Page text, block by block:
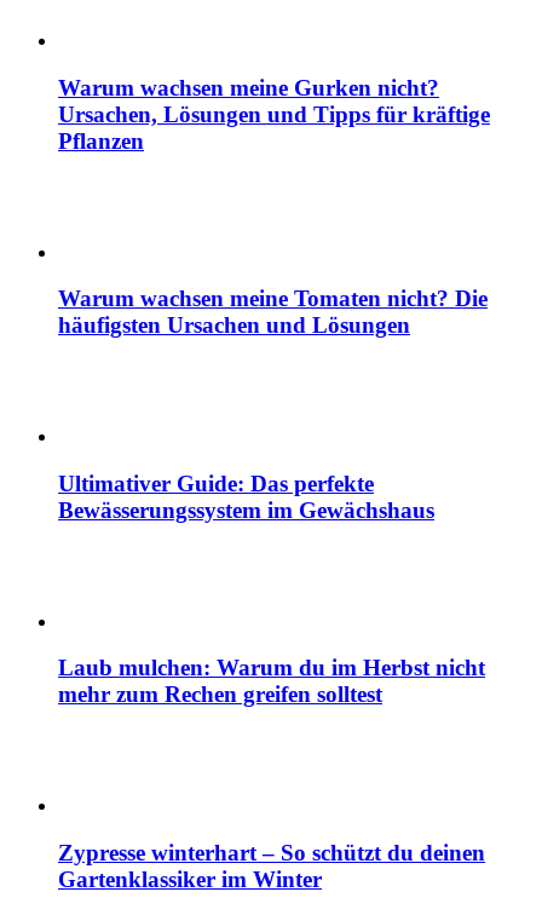
Warum wachsen meine Gurken nicht?
Ursachen, Lösungen und Tipps für kräftige
Pflanzen
Warum wachsen meine Tomaten nicht? Die
häufigsten Ursachen und Lösungen
Ultimativer Guide: Das perfekte
Bewässerungssystem im Gewächshaus
Laub mulchen: Warum du im Herbst nicht
mehr zum Rechen greifen solltest
Zypresse winterhart – So schützt du deinen
Gartenklassiker im Winter